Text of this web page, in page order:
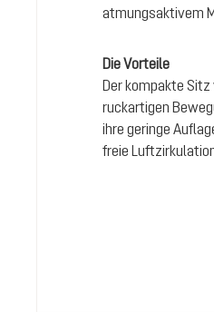
atmungsaktivem
Die Vorteile
Der kompakte
ruckartigen
ihre geringe
freie